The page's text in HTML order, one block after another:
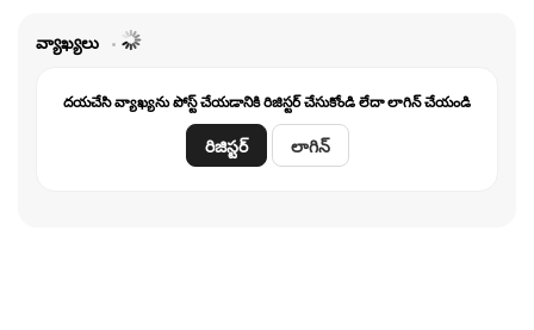
వ్యాఖ్యలు
దయచేసి వ్యాఖ్యను పోస్ట్ చేయడానికి రిజిస్టర్ చేసుకోండి లేదా లాగిన్ చేయండి
రిజిస్టర్ లాగిన్